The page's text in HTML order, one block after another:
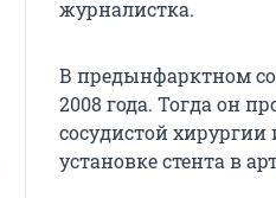
журналистка.
В предынфарктном
2008 года. Тогда он
сосудистой
установке стента в